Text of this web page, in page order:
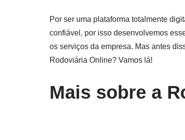
Por ser uma plataforma totalmente
confiável, por isso desenvolvemos
os serviços da empresa. Mas antes
Rodoviária Online? Vamos lá!
Mais sobre a